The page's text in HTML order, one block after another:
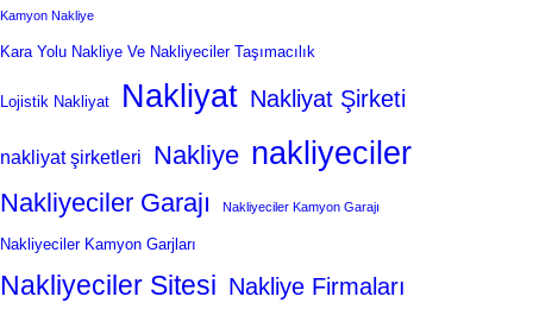
Kamyon Nakliye
Kara Yolu Nakliye Ve Nakliyeciler Taşımacılık
Lojistik Nakliyat Nakliyat Nakliyat Şirketi
nakliyat şirketleri Nakliye nakliyeciler
Nakliyeciler Garajı Nakliyeciler Kamyon Garajı
Nakliyeciler Kamyon Garjları
Nakliyeciler Sitesi Nakliye Firmaları